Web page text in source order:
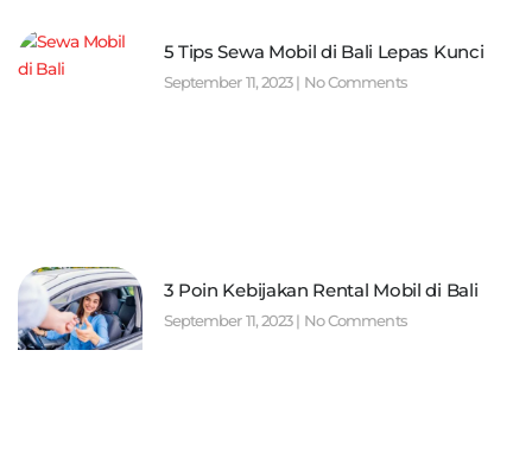
5 Tips Sewa Mobil di Bali Lepas Kunci
September 11, 2023 No Comments
3 Poin Kebijakan Rental Mobil di Bali
September 11, 2023 No Comments